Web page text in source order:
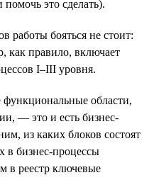
это сделать).
работы бояться не стоит:
как правило, включает
I–III уровня.
области,
— это и есть бизнес-
из каких блоков состоят
в бизнес-процессы
в реестр ключевые